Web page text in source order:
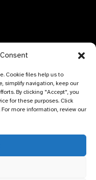
il risultato finale. Scopri
di campioni di
informazioni.
Cookie files help us to
simplify navigation, keep our
By clicking "Accept", you
for these purposes. Click
more information, review our